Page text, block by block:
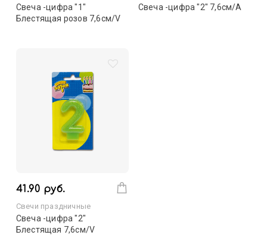
Свеча -цифра "1"
Блестящая розов 7,6см/V
Свеча -цифра "2" 7,6см/A
41.90 руб.
Свечи праздничные
Свеча -цифра "2"
Блестящая 7,6см/V